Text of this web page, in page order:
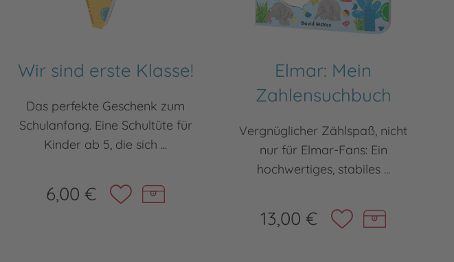
Wir sind erste Klasse!
Das perfekte Geschenk zum
Schulanfang. Eine Schultüte für
Kinder ab 5, die sich ...
6,00 €
Elmar: Mein
Zahlensuchbuch
Vergnüglicher Zählspaß, nicht
nur für Elmar-Fans: Ein
hochwertiges, stabiles ...
13,00 €